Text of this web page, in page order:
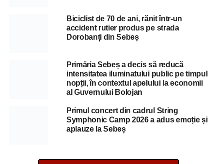
Biciclist de 70 de ani, rănit într-un
accident rutier produs pe strada
Dorobanți din Sebeș
Primăria Sebeș a decis să reducă
intensitatea iluminatului public pe timpul
nopții, în contextul apelului la economii
al Guvernului Bolojan
Primul concert din cadrul String
Symphonic Camp 2026 a adus emoție și
aplauze la Sebeș